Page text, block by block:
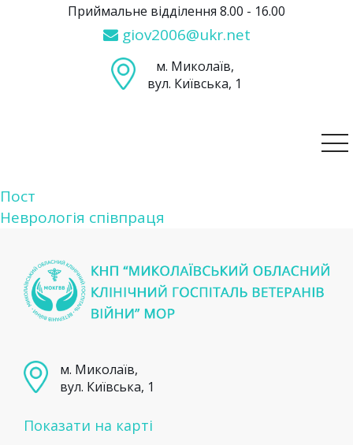
Приймальне відділення 8.00 - 16.00
giov2006@ukr.net
м. Миколаїв,
вул. Київська, 1
Навігація
записів
Пост
Неврологія співпраця
м. Миколаїв,
вул. Київська, 1
Показати на карті